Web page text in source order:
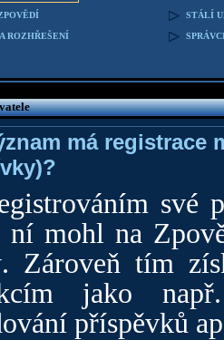
ROZHŘEŠENÍ
STÁLÍ
má registrace
své
ní mohl na
Zároveň tím
jako
příspěvků